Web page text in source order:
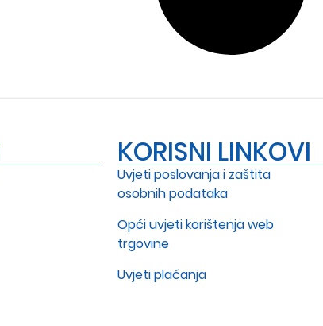
KORISNI LINKOVI
Uvjeti poslovanja i zaštita
osobnih podataka
Opći uvjeti korištenja web
trgovine
Uvjeti plaćanja